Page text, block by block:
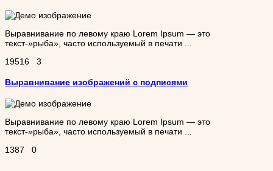
Выравнивание по левому краю Lorem Ipsum — это
текст-»рыба», часто используемый в печати ...
19516 3
Выравнивание изображений с подписями
Выравнивание по левому краю Lorem Ipsum — это
текст-»рыба», часто используемый в печати ...
1387 0